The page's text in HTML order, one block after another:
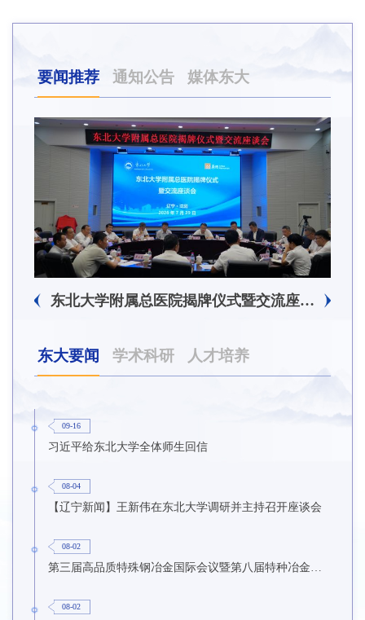
要闻推荐 通知公告 媒体东大
东北大学附属总医院揭牌仪式暨交流座谈会举行
东大要闻 学术科研 人才培养
09-16
习近平给东北大学全体师生回信
08-04
【辽宁新闻】王新伟在东北大学调研并主持召开座谈会
08-02
08-02